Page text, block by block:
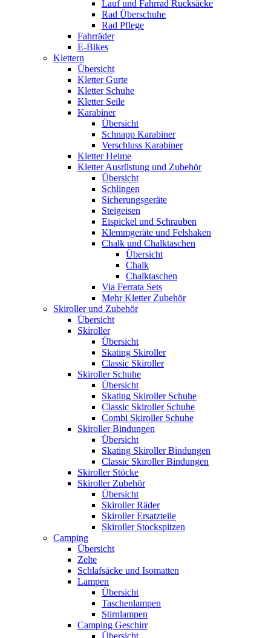
Lauf und Fahrrad Rucksäcke
Rad Überschuhe
Rad Pflege
Fahrräder
E-Bikes
Klettern
Übersicht
Kletter Gurte
Kletter Schuhe
Kletter Seile
Karabiner
Übersicht
Schnapp Karabiner
Verschluss Karabiner
Kletter Helme
Kletter Ausrüstung und Zubehör
Übersicht
Schlingen
Sicherungsgeräte
Steigeisen
Eispickel und Schrauben
Klemmgeräte und Felshaken
Chalk und Chalktaschen
Übersicht
Chalk
Chalktaschen
Via Ferrata Sets
Mehr Kletter Zubehör
Skiroller und Zubehör
Übersicht
Skiroller
Übersicht
Skating Skiroller
Classic Skiroller
Skiroller Schuhe
Übersicht
Skating Skiroller Schuhe
Classic Skiroller Schuhe
Combi Skiroller Schuhe
Skiroller Bindungen
Übersicht
Skating Skiroller Bindungen
Classic Skiroller Bindungen
Skiroller Stöcke
Skiroller Zubehör
Übersicht
Skiroller Räder
Skiroller Ersatzteile
Skiroller Stockspitzen
Camping
Übersicht
Zelte
Schlafsäcke und Isomatten
Lampen
Übersicht
Taschenlampen
Stirnlampen
Camping Geschirr
Übersicht